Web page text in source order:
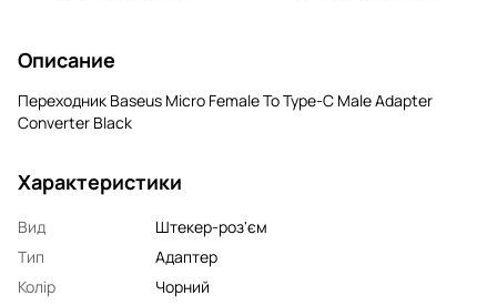
Описание
Переходник Baseus Micro Female To Type-C Male Adapter
Converter Black
Характеристики
Вид
Штекер-роз'єм
Тип
Адаптер
Колір
Чорний